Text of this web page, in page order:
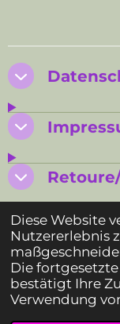
Diese Website
Nutzererlebnis
Die
bestätigt Ihre
Verwendung
AGB
© 2024 - 2026